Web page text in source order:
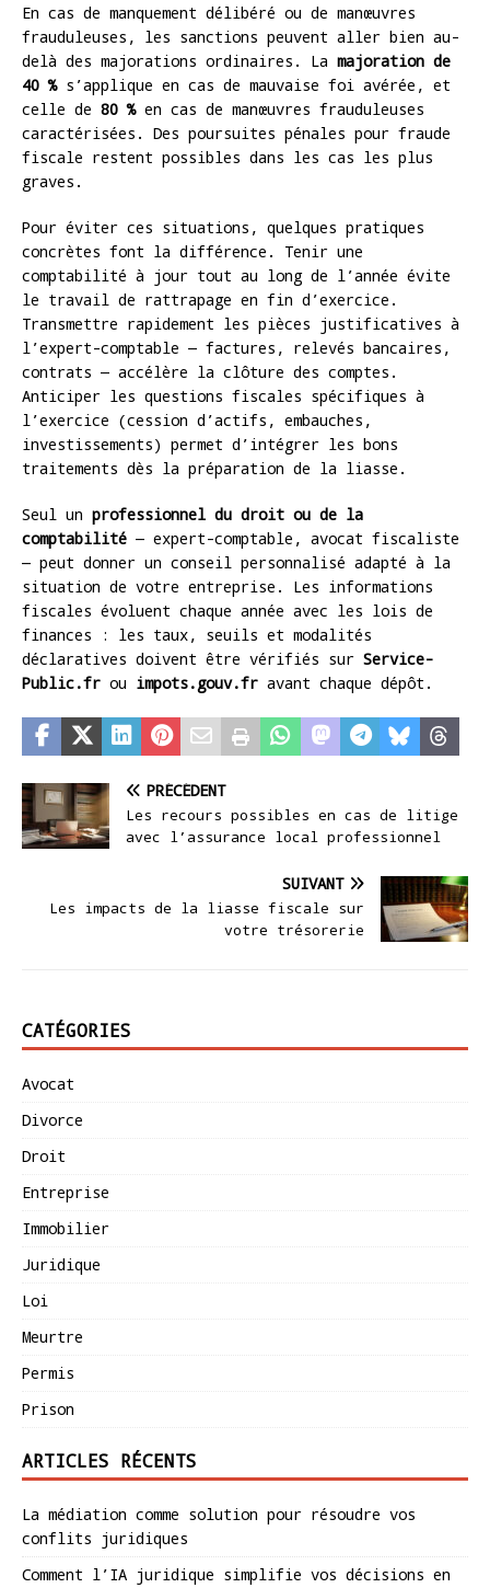
En cas de manquement délibéré ou de manœuvres
frauduleuses, les sanctions peuvent aller bien au-
delà des majorations ordinaires. La majoration de
40 %s’applique en cas de mauvaise foi avérée, et
celle de 80 %en cas de manœuvres frauduleuses
caractérisées. Des poursuites pénales pour fraude
fiscale restent possibles dans les cas les plus
graves.
Pour éviter ces situations, quelques pratiques
concrètes font la différence. Tenir une
comptabilité à jour tout au long de l’année évite
le travail de rattrapage en fin d’exercice.
Transmettre rapidement les pièces justificatives à
l’expert-comptable — factures, relevés bancaires,
contrats — accélère la clôture des comptes.
Anticiper les questions fiscales spécifiques à
l’exercice (cession d’actifs, embauches,
investissements) permet d’intégrer les bons
traitements dès la préparation de la liasse.
Seul un professionnel du droit ou de la
comptabilité — expert-comptable, avocat fiscaliste
— peut donner un conseil personnalisé adapté à la
situation de votre entreprise. Les informations
fiscales évoluent chaque année avec les lois de
finances : les taux, seuils et modalités
déclaratives doivent être vérifiés sur Service-
Public.fr ou impots.gouv.fr avant chaque dépôt.
PRÉCÉDENT
Les recours possibles en cas de litige
avec l’assurance local professionnel
SUIVANT
Les impacts de la liasse fiscale sur
votre trésorerie
CATÉGORIES
Avocat
Divorce
Droit
Entreprise
Immobilier
Juridique
Loi
Meurtre
Permis
Prison
ARTICLES RÉCENTS
La médiation comme solution pour résoudre vos
conflits juridiques
Comment l’IA juridique simplifie vos décisions en